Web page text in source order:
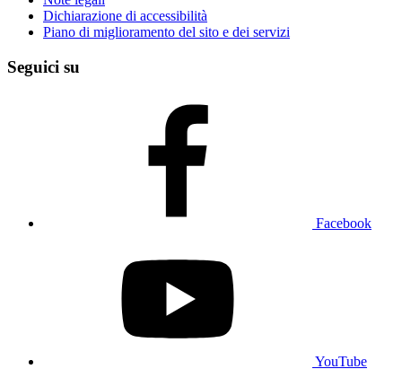
Dichiarazione di accessibilità
Piano di miglioramento del sito e dei servizi
Seguici su
Facebook
YouTube